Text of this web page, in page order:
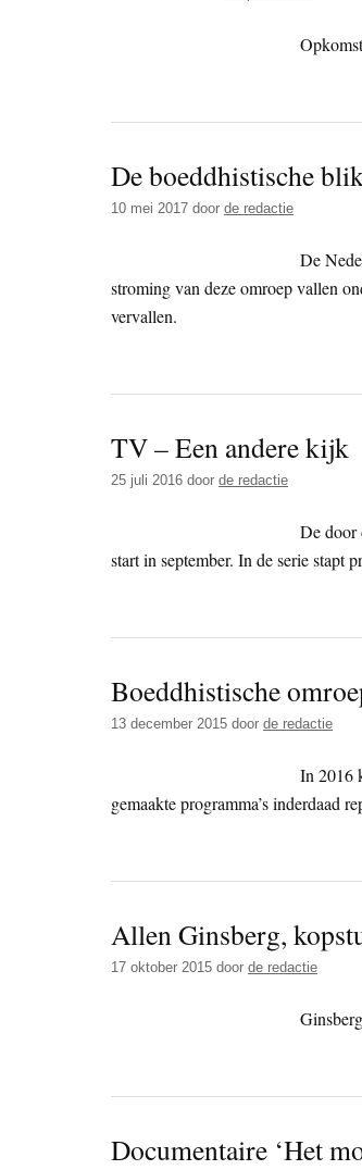
De boeddhistische
10 mei 2017 door de redactie
De
stroming van deze omroep vallen
vervallen.
TV – Een andere kijk
25 juli 2016 door de redactie
De door
start in september. In de serie stapt
Boeddhistische
13 december 2015 door de redactie
In 2016
gemaakte programma’s inderdaad
Allen Ginsberg,
17 oktober 2015 door de redactie
Documentaire ‘Het